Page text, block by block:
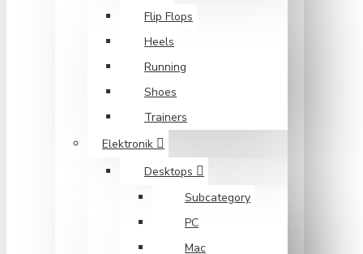
Flip Flops
Heels
Running
Shoes
Trainers
Elektronik
Desktops
Subcategory
PC
Mac